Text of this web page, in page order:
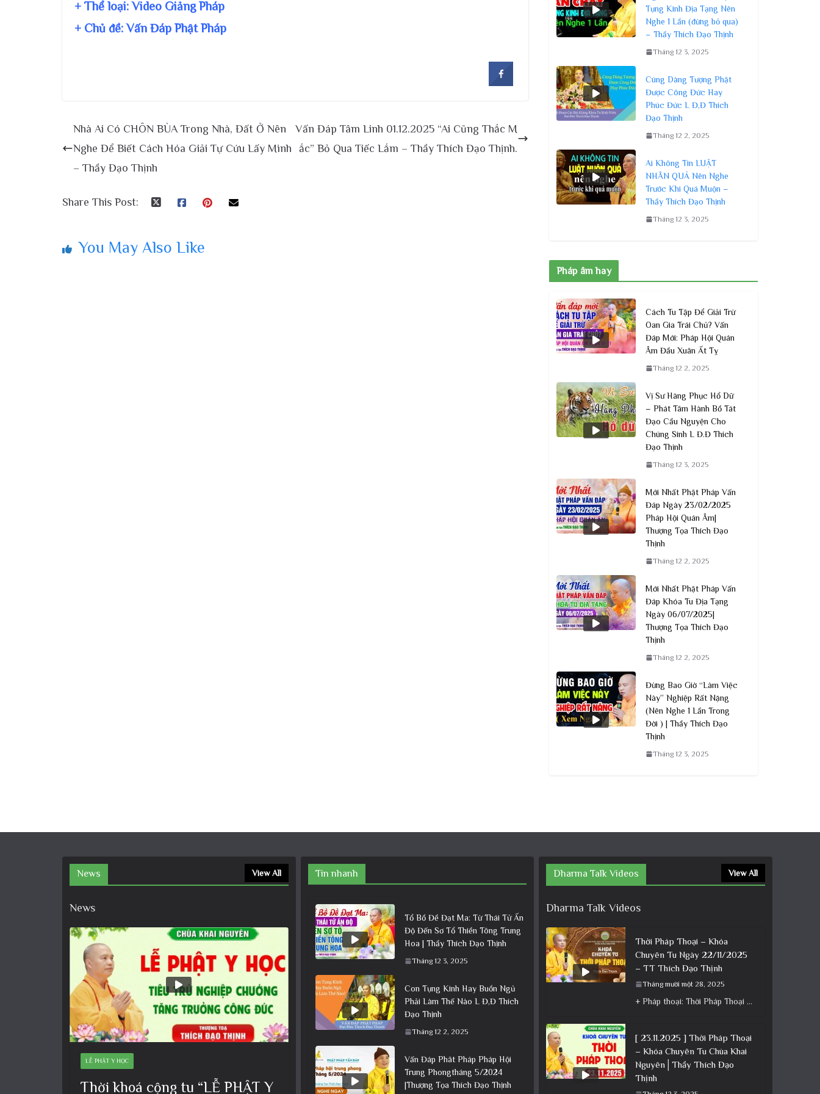
+ Thể loại: Video Giảng Pháp
+ Chủ đề:Vấn Đáp Phật Pháp
Nhà Ai Có CHÔN BÙA Trong Nhà, Đất Ở Nên
Nghe Để Biết Cách Hóa Giải Tự Cứu Lấy Mình
– Thầy Đạo Thịnh
Vấn Đáp Tâm Linh 01.12.2025 “Ai Cũng Thắc M
ắc” Bỏ Qua Tiếc Lắm – Thầy Thích Đạo Thịnh.
Share This Post:
You May Also Like
Tụng Kinh Địa Tạng Nên
Nghe 1 Lần (đừng bỏ qua)
– Thầy Thích Đạo Thịnh
Tháng 12 3, 2025
Cúng Dàng Tượng Phật
Được Công Đức Hay
Phúc Đức L Đ,Đ Thích
Đạo Thịnh
Tháng 12 2, 2025
Ai Không Tin LUẬT
NHÂN QUẢ Nên Nghe
Trước Khi Quá Muộn –
Thầy Thích Đạo Thịnh
Tháng 12 3, 2025
Pháp âm hay
Cách Tu Tập Để Giải Trừ
Oan Gia Trái Chủ? Vấn
Đáp Mới: Pháp Hội Quán
Âm Đầu Xuân Ất Tỵ
Tháng 12 2, 2025
Vị Sư Hàng Phục Hổ Dữ
– Phát Tâm Hành Bồ Tát
Đạo Cầu Nguyện Cho
Chúng Sinh L Đ.Đ Thích
Đạo Thịnh
Tháng 12 3, 2025
Mới Nhất Phật Pháp Vấn
Đáp Ngày 23/02/2025
Pháp Hội Quán Âm|
Thượng Tọa Thích Đạo
Thịnh
Tháng 12 2, 2025
Mới Nhất Phật Pháp Vấn
Đáp Khóa Tu Địa Tạng
Ngày 06/07/2025|
Thượng Tọa Thích Đạo
Thịnh
Tháng 12 2, 2025
Đừng Bao Giờ “Làm Việc
Này” Nghiệp Rất Nặng
(Nên Nghe 1 Lần Trong
Đời ) | Thầy Thích Đạo
Thịnh
Tháng 12 3, 2025
News View All
News
LỄ PHẬT Y HỌC
Thời khoá cộng tu “LỄ PHẬT Y
Tin nhanh
Tổ Bồ Đề Đạt Ma: Từ Thái Tử Ấn
Độ Đến Sơ Tổ Thiền Tông Trung
Hoa | Thầy Thích Đạo Thịnh
Tháng 12 3, 2025
Con Tụng Kinh Hay Buồn Ngủ
Phải Làm Thế Nào L Đ,Đ Thích
Đạo Thịnh
Tháng 12 2, 2025
Vấn Đáp Phât Pháp Pháp Hội
Trung Phongtháng 5/2024
|Thượng Tọa Thích Đạo Thịnh
Dharma Talk Videos View All
Dharma Talk Videos
Thời Pháp Thoại – Khóa
Chuyên Tu Ngày 22/11/2025
– TT Thích Đạo Thịnh
Tháng mười một 28, 2025
+ Pháp thoại: Thời Pháp Thoại – Khóa Chuyên Tu Ngày 22/11/2025 – TT Thích Đạo Thịnh + Album: Pháp
[ 23.11.2025 ] Thời Pháp Thoại
– Khóa Chuyên Tu Chùa Khai
Nguyên│Thầy Thích Đạo
Thịnh